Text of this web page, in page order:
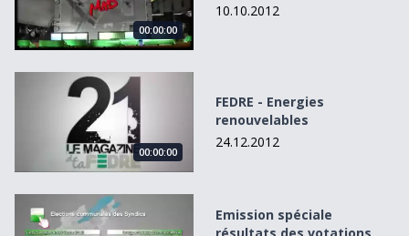
00:00:00
10.10.2012
FEDRE - Energies renouvelables
00:00:00
FEDRE - Energies
renouvelables
24.12.2012
Emission spéciale résultats des votations 15.05.2011
Emission spéciale